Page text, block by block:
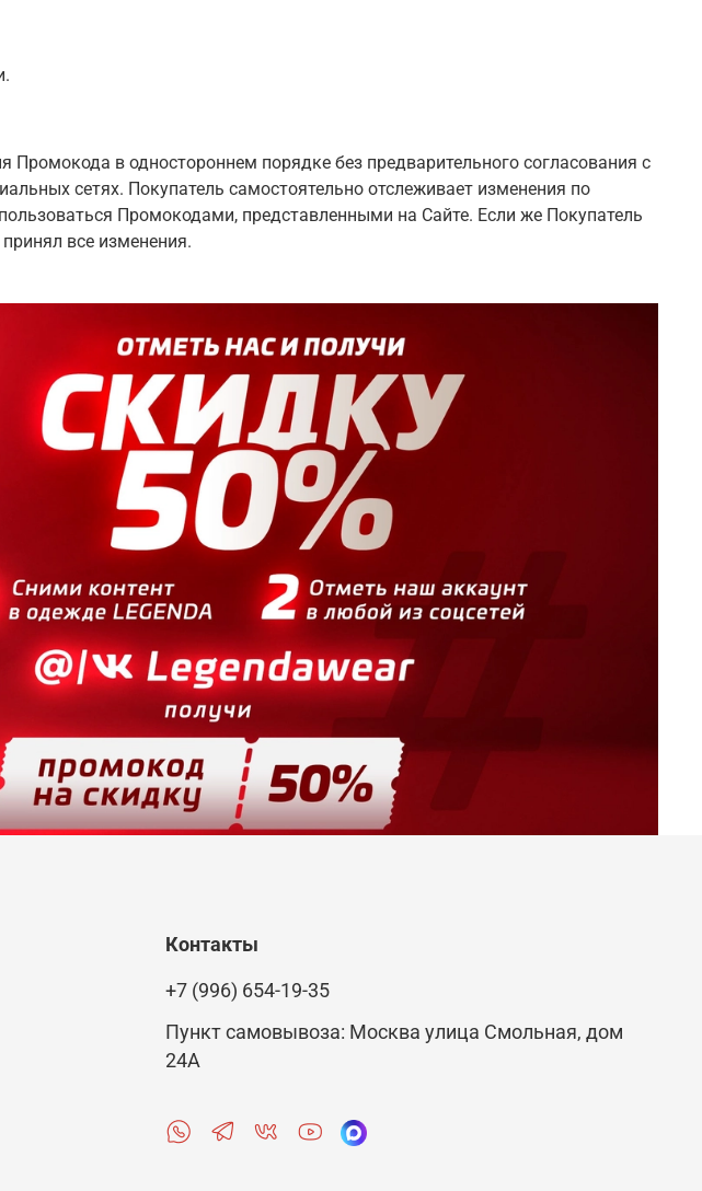
в одностороннем порядке без предварительного согласования с
сетях. Покупатель самостоятельно отслеживает изменения по
Промокодами, представленными на Сайте. Если же Покупатель
все изменения.
Контакты
+7 (996) 654-19-35
Пункт самовывоза: Москва улица Смольная, дом
24А